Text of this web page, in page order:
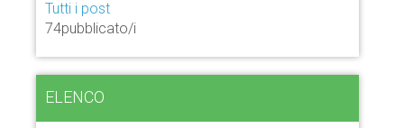
Tutti i post
74pubblicato/i
ELENCO